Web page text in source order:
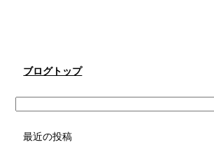
ブログトップ
最近の投稿